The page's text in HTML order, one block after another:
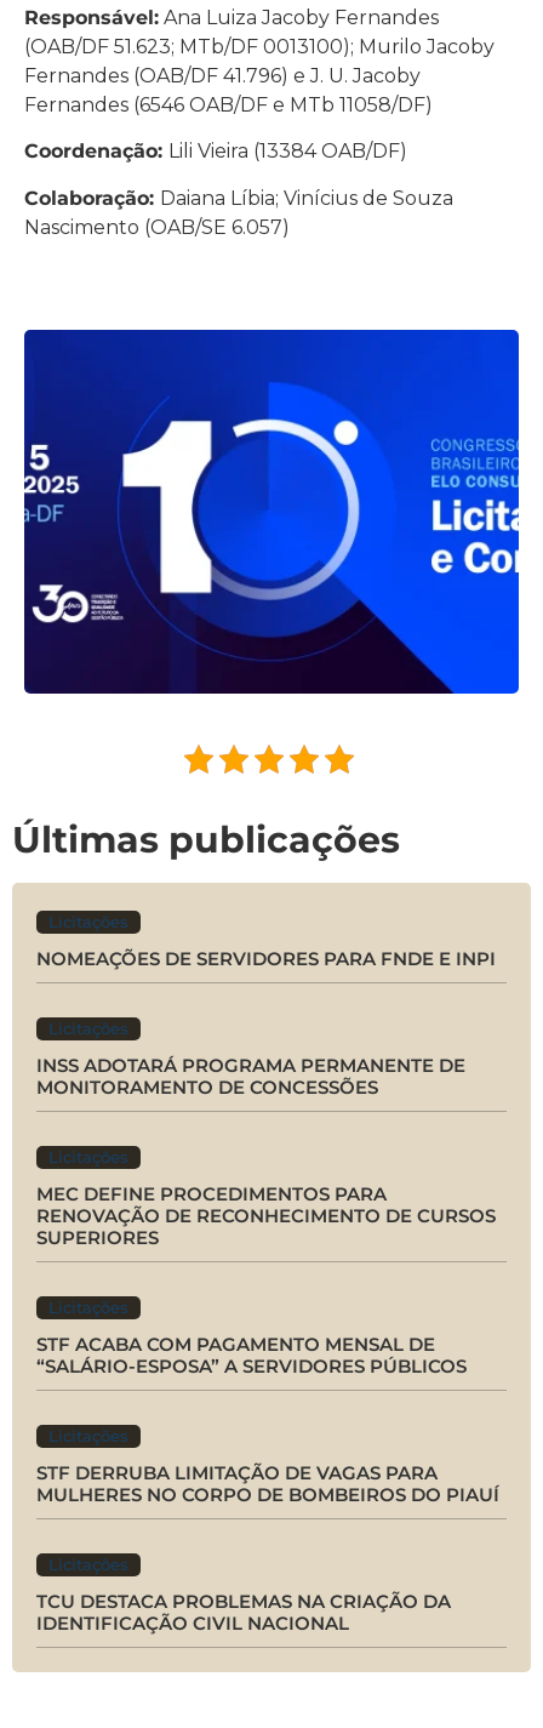
Responsável: Ana Luiza Jacoby Fernandes
(OAB/DF 51.623; MTb/DF 0013100); Murilo Jacoby
Fernandes (OAB/DF 41.796) e J. U. Jacoby
Fernandes (6546 OAB/DF e MTb 11058/DF)
Coordenação: Lili Vieira (13384 OAB/DF)
Colaboração: Daiana Líbia; Vinícius de Souza
Nascimento (OAB/SE 6.057)
Últimas publicações
Licitações
NOMEAÇÕES DE SERVIDORES PARA FNDE E INPI
Licitações
INSS ADOTARÁ PROGRAMA PERMANENTE DE
MONITORAMENTO DE CONCESSÕES
Licitações
MEC DEFINE PROCEDIMENTOS PARA
RENOVAÇÃO DE RECONHECIMENTO DE CURSOS
SUPERIORES
Licitações
STF ACABA COM PAGAMENTO MENSAL DE
“SALÁRIO-ESPOSA” A SERVIDORES PÚBLICOS
Licitações
STF DERRUBA LIMITAÇÃO DE VAGAS PARA
MULHERES NO CORPO DE BOMBEIROS DO PIAUÍ
Licitações
TCU DESTACA PROBLEMAS NA CRIAÇÃO DA
IDENTIFICAÇÃO CIVIL NACIONAL